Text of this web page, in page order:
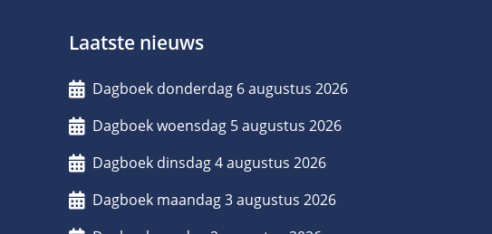
Laatste nieuws
Dagboek donderdag 6 augustus 2026
Dagboek woensdag 5 augustus 2026
Dagboek dinsdag 4 augustus 2026
Dagboek maandag 3 augustus 2026